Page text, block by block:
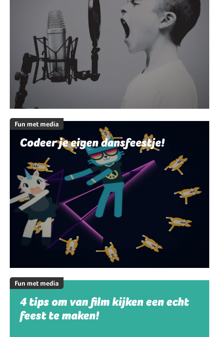
Fun met media
Codeer je eigen dansfeestje!
Fun met media
4 tips om van film kijken een echt
feest te maken!